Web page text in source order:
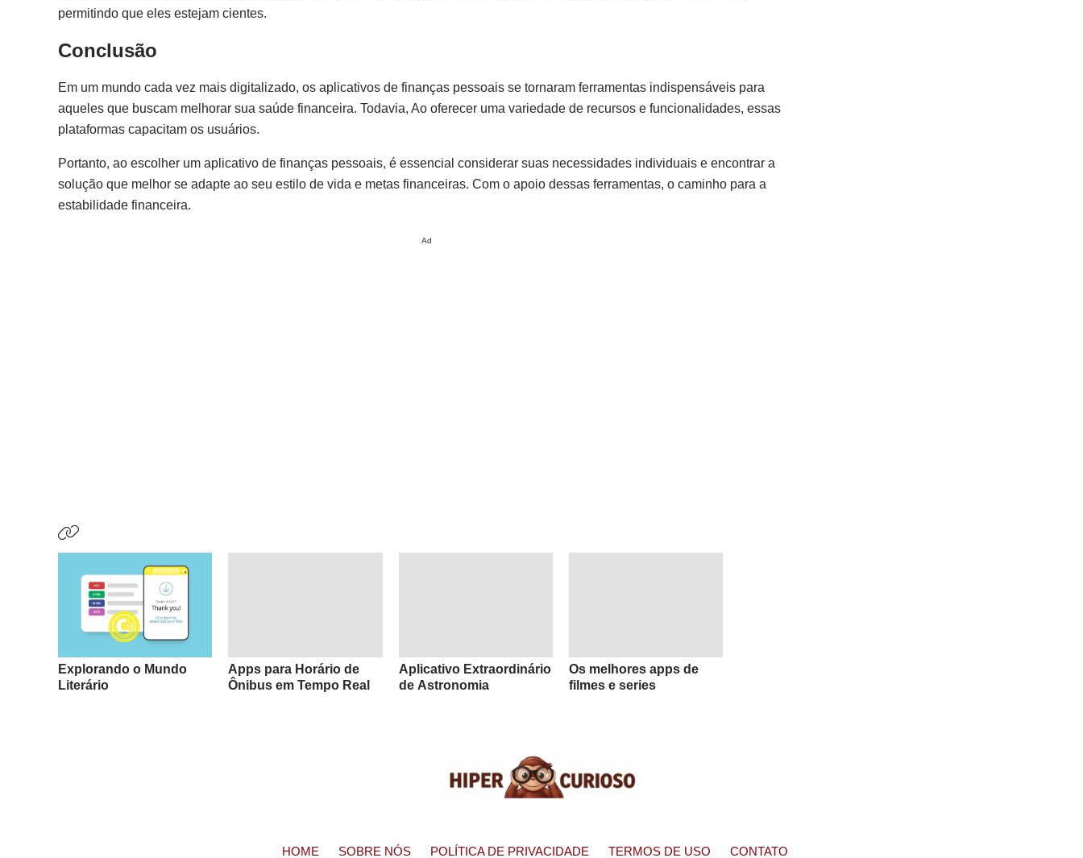
permitindo que eles estejam cientes.
Conclusão
Em um mundo cada vez mais digitalizado, os aplicativos de finanças pessoais se tornaram ferramentas indispensáveis para
aqueles que buscam melhorar sua saúde financeira. Todavia, Ao oferecer uma variedade de recursos e funcionalidades, essas
plataformas capacitam os usuários.
Portanto, ao escolher um aplicativo de finanças pessoais, é essencial considerar suas necessidades individuais e encontrar a
solução que melhor se adapte ao seu estilo de vida e metas financeiras. Com o apoio dessas ferramentas, o caminho para a
estabilidade financeira.
Ad
Explorando o Mundo
Literário
Apps para Horário de
Ônibus em Tempo Real
Aplicativo Extraordinário
de Astronomia
Os melhores apps de
filmes e series
HOME SOBRE NÓS POLÍTICA DE PRIVACIDADE TERMOS DE USO CONTATO